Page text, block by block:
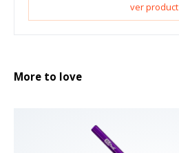
ver product
More to love